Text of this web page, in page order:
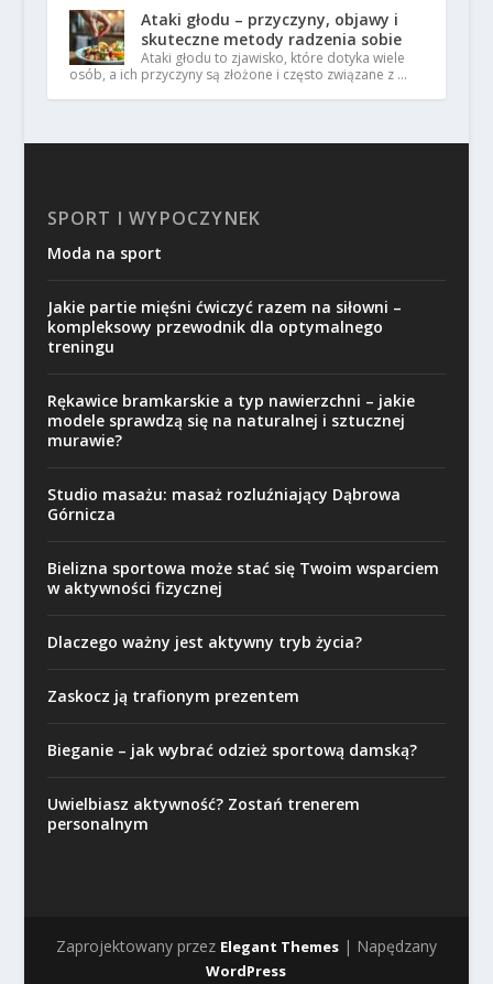
Ataki głodu – przyczyny, objawy i
skuteczne metody radzenia sobie
Ataki głodu to zjawisko, które dotyka wiele
osób, a ich przyczyny są złożone i często związane z …
SPORT I WYPOCZYNEK
Moda na sport
Jakie partie mięśni ćwiczyć razem na siłowni –
kompleksowy przewodnik dla optymalnego
treningu
Rękawice bramkarskie a typ nawierzchni – jakie
modele sprawdzą się na naturalnej i sztucznej
murawie?
Studio masażu: masaż rozluźniający Dąbrowa
Górnicza
Bielizna sportowa może stać się Twoim wsparciem
w aktywności fizycznej
Dlaczego ważny jest aktywny tryb życia?
Zaskocz ją trafionym prezentem
Bieganie – jak wybrać odzież sportową damską?
Uwielbiasz aktywność? Zostań trenerem
personalnym
Zaprojektowany przez Elegant Themes| Napędzany
WordPress